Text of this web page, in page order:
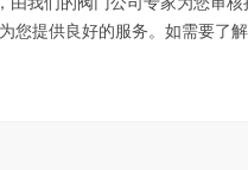
您提供良好的服务。如需要了